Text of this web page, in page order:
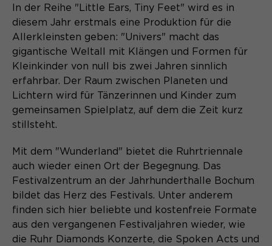
Name be_typo_user
Anbieter TYPO3
Laufzeit Ende der Sitzung
Zweck
ob ein Besucher im Typo3-Backend
diese zu verwalten.
cookie_optin
Anbieter Matomo
Laufzeit 6 Monate
Zweck Speichert die Herkunft des Besuchers.
Name MATOMO_SESSID
Laufzeit Sitzung
Zweck
Temporäre Session-ID, ohne
personenbezogene Daten.
In der Reihe "Little Ears, Tiny Feet" wird es in
diesem Jahr erstmals eine Produktion für die
Allerkleinsten geben: "Univers" macht das
gigantische Weltall mit Klängen und Formen für
Kleinkinder von null bis zwei Jahren sinnlich
erfahrbar. Der Raum zwischen Planeten und
Lichtern wird für Tänzerinnen und Kinder zum
gemeinsamen Spielplatz, auf dem die Zeit kurz
stillsteht.
Mit dem "Wunderland" bietet die Ruhrtriennale
auch wieder einen Ort der Begegnung. Das
Festivalzentrum an der Jahrhunderthalle Bochum
bildet das Herz des Festivals. Unter anderem
finden sich hier beliebte und kostenfreie Formate
aus den vergangenen Festivaljahren wieder, wie
die Ruhr Diamonds Konzerte, die Spoken Acts und